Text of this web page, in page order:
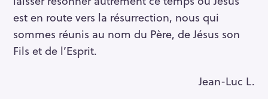
est en route vers la résurrection, nous qui
sommes réunis au nom du Père, de Jésus son
Fils et de l’Esprit.
Jean-Luc L.